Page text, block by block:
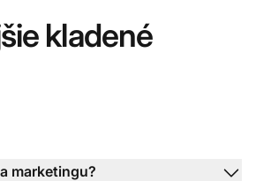
kladené
marketingu?